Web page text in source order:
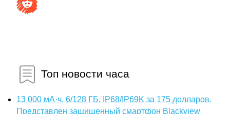
Топ новости часа
13 000 мА·ч, 6/128 ГБ, IP68/IP69K за 175 долларов.
Представлен защищенный смартфон Blackview